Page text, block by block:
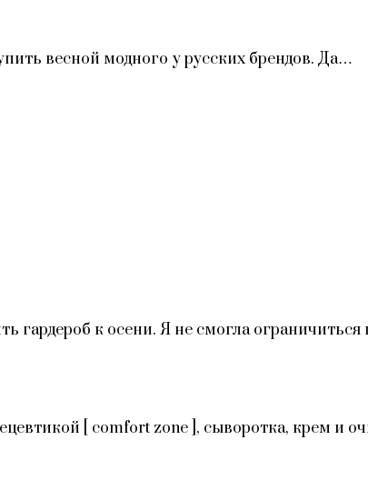
весной модного у русских брендов. Да…
гардероб к осени. Я не смогла